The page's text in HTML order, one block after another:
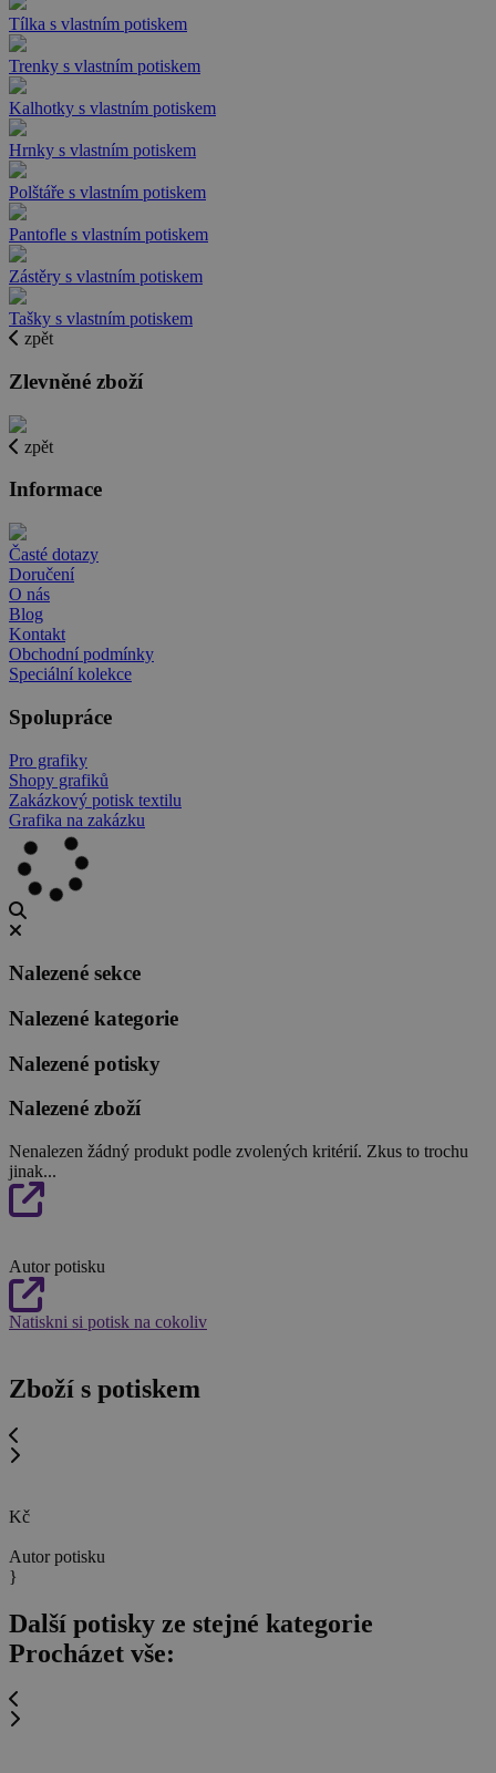
Tílka s vlastním potiskem
Trenky s vlastním potiskem
Kalhotky s vlastním potiskem
Hrnky s vlastním potiskem
Polštáře s vlastním potiskem
Pantofle s vlastním potiskem
Zástěry s vlastním potiskem
Tašky s vlastním potiskem
zpět
Zlevněné zboží
zpět
Informace
Časté dotazy
Doručení
O nás
Blog
Kontakt
Obchodní podmínky
Speciální kolekce
Spolupráce
Pro grafiky
Shopy grafiků
Zakázkový potisk textilu
Grafika na zakázku
Nalezené sekce
Nalezené kategorie
Nalezené potisky
Nalezené zboží
Nenalezen žádný produkt podle zvolených kritérií. Zkus to trochu
jinak...
Autor potisku
Natiskni si potisk na cokoliv
Zboží s potiskem
Kč
Autor potisku
}
Další potisky ze stejné kategorie
Procházet vše: